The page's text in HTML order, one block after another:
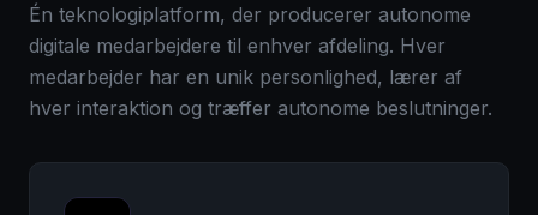
Én teknologiplatform, der producerer autonome
digitale medarbejdere til enhver afdeling. Hver
medarbejder har en unik personlighed, lærer af
hver interaktion og træffer autonome beslutninger.